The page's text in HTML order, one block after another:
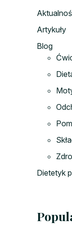
Artykuły
Blog
Dietetyk